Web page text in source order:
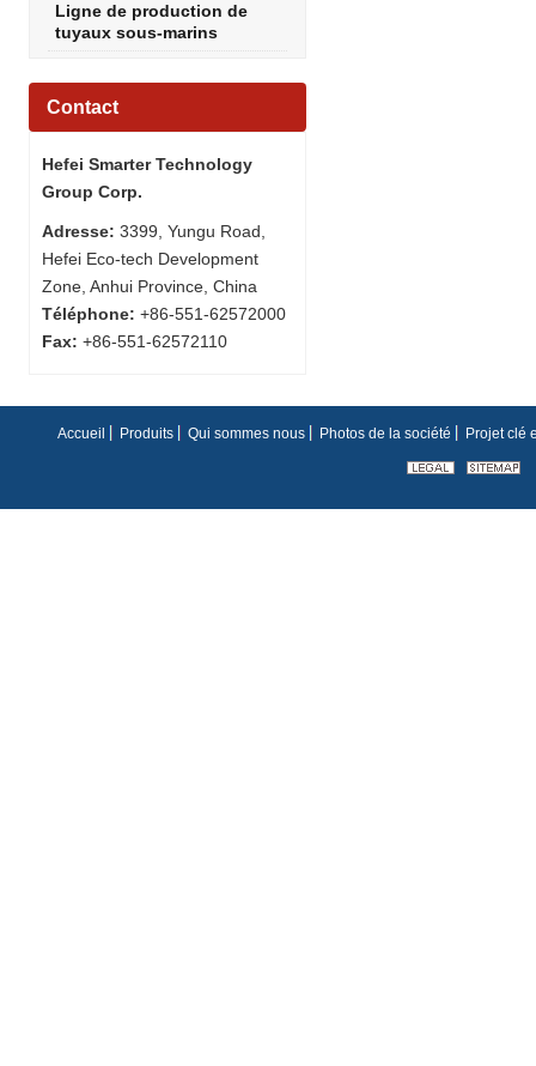
Ligne de production de
tuyaux sous-marins
Contact
Hefei Smarter Technology
Group Corp.
Adresse: 3399, Yungu Road,
Hefei Eco-tech Development
Zone, Anhui Province, China
Téléphone: +86-551-62572000
Fax: +86-551-62572110
Accueil Produits Qui sommes nous Photos de la société Projet clé